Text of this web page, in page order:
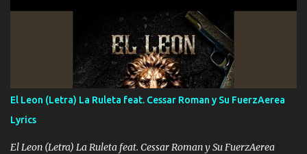
ni tampoco las mujeres porque es platica de grandes por eso hay
que estar alegres doy las instrucciones para atender los deberes
Música Si es que salta algún problema de confianza tengo gente
ahí está el Hombre Cuarenta y también Pariente 7 arreglan
cualquier problema no más es cuestión que ordené NOS HACE
FALTA UN HERMANO DE CLAVE ERA EL 24 SIEMPRE FUE UN
HOMBRE VALIENTE POR ALGO M'URIÓ PELEAND0 SIEMPRE
VIO POR LA FAMILIA PARA QUE SIGA EL LEGADO Es el DOS de
los HERMANOS un cerebro inteligente y com...
El Leon (Letra) La Ruleta feat. Cessar Roman y Su FuerzAerea
Lyrics
El Leon (Letra) La Ruleta feat. Cessar Roman y Su FuerzAerea